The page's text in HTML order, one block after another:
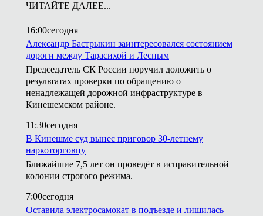
ЧИТАЙТЕ ДАЛЕЕ...
16:00сегодня
Александр Бастрыкин заинтересовался состоянием
дороги между Тарасихой и Лесным
Председатель СК России поручил доложить о
результатах проверки по обращению о
ненадлежащей дорожной инфраструктуре в
Кинешемском районе.
11:30сегодня
В Кинешме суд вынес приговор 30-летнему
наркоторговцу
Ближайшие 7,5 лет он проведёт в исправительной
колонии строгого режима.
7:00сегодня
Оставила электросамокат в подъезде и лишилась